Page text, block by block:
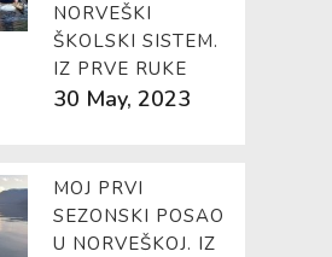
NORVEŠKI
ŠKOLSKI SISTEM.
IZ PRVE RUKE
30 May, 2023
MOJ PRVI
SEZONSKI POSAO
U NORVEŠKOJ. IZ